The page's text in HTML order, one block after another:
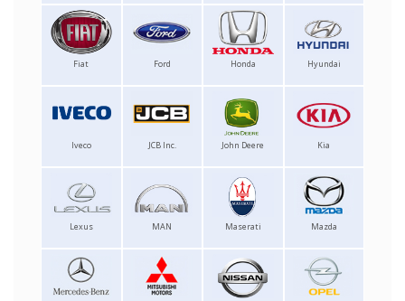
Fiat Ford Honda Hyundai
Iveco JCB Inc. John Deere Kia
Lexus MAN Maserati Mazda